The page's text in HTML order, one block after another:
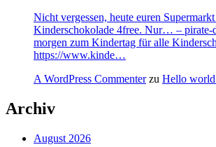
Nicht vergessen, heute euren
Kinderschokolade 4free. Nur… – pirate-
morgen zum Kindertag für alle
https://www.kinde…
A WordPress Commenterzu Hello
Archiv
August 2026